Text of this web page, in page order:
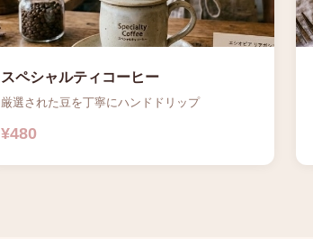
スペシャルティコーヒー
厳選された豆を丁寧にハンドドリップ
¥480